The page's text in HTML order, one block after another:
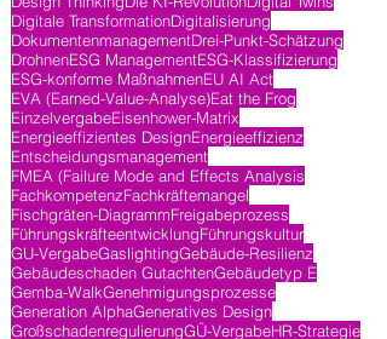
Digitale TransformationDigitalisierung
DokumentenmanagementDrei-Punkt-Schätzung
DrohnenESG ManagementESG-Klassifizierung
ESG-konforme MaßnahmenEU AI Act
EVA (Earned-Value-Analyse)Eat the Frog
EinzelvergabeEisenhower-Matrix
Energieeffizientes DesignEnergieeffizienz
Entscheidungsmanagement
FMEA (Failure Mode and Effects Analysis
FachkompetenzFachkräftemangel
Fischgräten-DiagrammFreigabeprozess
FührungskräfteentwicklungFührungskultur
GU-VergabeGaslightingGebäude-Resilienz
Gebäudeschaden GutachtenGebäudetyp E
Gemba-WalkGenehmigungsprozesse
Generation AlphaGeneratives Design
GroßschadenregulierungGÜ-VergabeHR-Strategie